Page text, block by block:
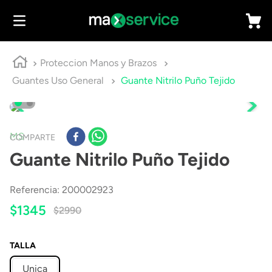
Proteccion Manos y Brazos
Guantes Uso General
Guante Nitrilo Puño Tejido
COMPARTE
MS
Guante Nitrilo Puño Tejido
Referencia: 200002923
$1345 $2990
TALLA
Unica